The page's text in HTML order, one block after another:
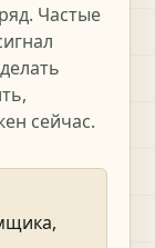
Частые
сейчас.